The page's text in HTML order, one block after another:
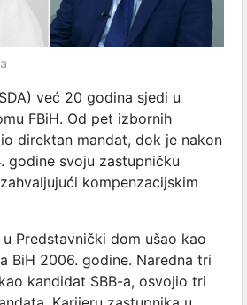
već 20 godina sjedi u
FBiH. Od pet izbornih
direktan mandat, dok je nakon
godine svoju zastupničku
kompenzacijskim
Predstavnički dom ušao kao
BiH 2006. godine. Naredna tri
kandidat SBB-a, osvojio tri